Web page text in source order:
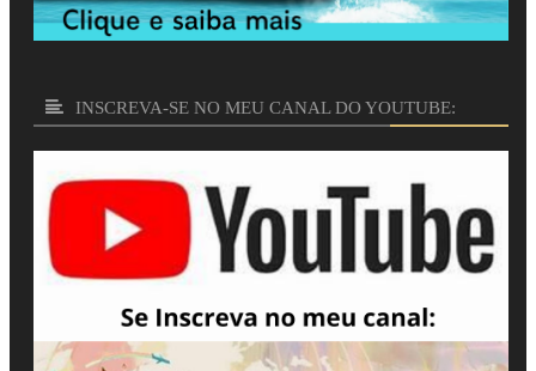
INSCREVA-SE NO MEU CANAL DO YOUTUBE: